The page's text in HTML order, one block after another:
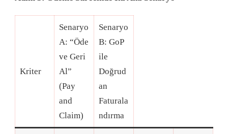
Kriter
Senaryo
A: “Öde
ve Geri
Al”
(Pay
and
Claim)
Senaryo
B: GoP
ile
Doğrud
an
Faturala
ndırma